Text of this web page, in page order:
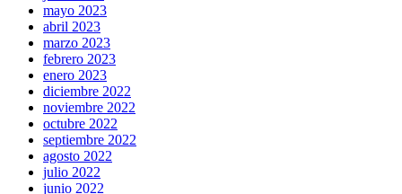
mayo 2023
abril 2023
marzo 2023
febrero 2023
enero 2023
diciembre 2022
noviembre 2022
octubre 2022
septiembre 2022
agosto 2022
julio 2022
junio 2022